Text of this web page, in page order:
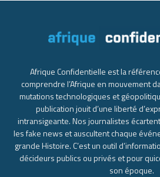
Afrique Confidentielle est la
comprendre l’Afrique en mouvement
mutations technologiques et
publication jouit d’une liberté
intransigeante. Nos journalistes
les fake news et auscultent chaque
grande Histoire. C’est un outil
décideurs publics ou privés et pour
son époque.